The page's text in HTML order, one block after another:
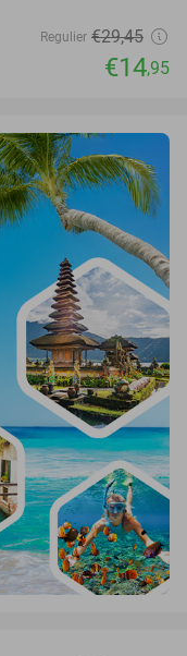
Regulier €29,45
€14,95